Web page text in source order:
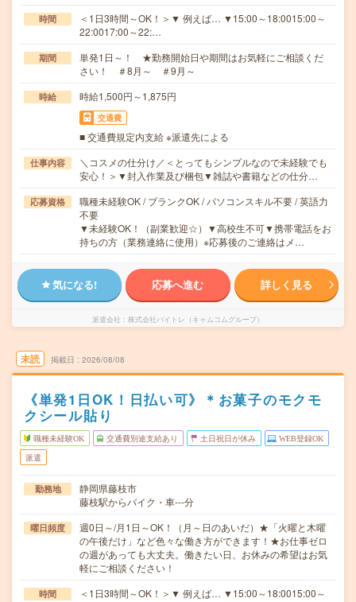
時間
＜1日3時間～OK！＞▼ 例えば… ▼15:00～18:0015:00～
22:0017:00～22:…
期間
単発1日～！ ★勤務開始日や期間はお気軽にご相談くだ
さい！ ＃8月～ ＃9月～
時給 時給1,500円～1,875円
交通費
■ 交通費規定内支給 ※派遣先による
仕事内容
＼コスメの仕分け／＜とってもシンプルなので未経験でも
安心！＞▼封入作業及び梱包▼雑誌や書籍などの仕分…
応募資格
職種未経験OK / ブランクOK / パソコンスキル不要 / 英語力
不要
▼未経験OK！（副業歓迎☆）▼高校生不可▼携帯電話をお
持ちの方（業務連絡に使用）※応募後のご連絡はメ…
気になる! 応募へ進む 詳しく見る
派遣会社 株式会社バイトレ（キャムコムグループ）
未読 掲載日 2026/08/08
《単発1日OK！日払い可》＊お菓子のモクモ
クシール貼り
職種未経験OK 交通費別途支給あり 土日祝日が休み WEB登録OK
派遣
勤務地
静岡県藤枝市
藤枝駅からバイク・車---分
曜日頻度
週0日～/月1日～OK！（月～日のあいだ）★「火曜と木曜
の午後だけ」など色々な働き方ができます！★お仕事ゼロ
の週があっても大丈夫。働きたい日、お休みの希望はお気
軽にご相談ください！
時間
＜1日3時間～OK！＞▼ 例えば… ▼15:00～18:0015:00～